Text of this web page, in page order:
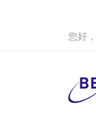
您好